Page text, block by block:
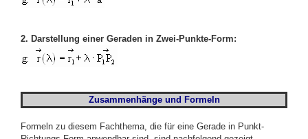
2. Darstellung einer Geraden in Zwei-Punkte-Form:
Zusammenhänge und Formeln
Formeln zu diesem Fachthema, die für eine Gerade in Punkt-